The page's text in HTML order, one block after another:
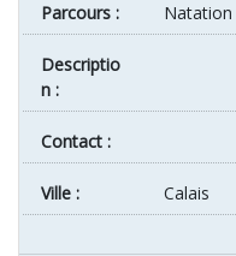
Parcours : Natation
Descriptio
n :
Contact :
ville : Calais